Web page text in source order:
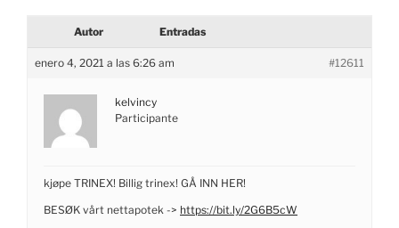
Autor Entradas
enero 4, 2021 a las 6:26 am #12611
kelvincy
Participante
kjøpe TRINEX! Billig trinex! GÅ INN HER!
BESØK vårt nettapotek -> https://bit.ly/2G6B5cW